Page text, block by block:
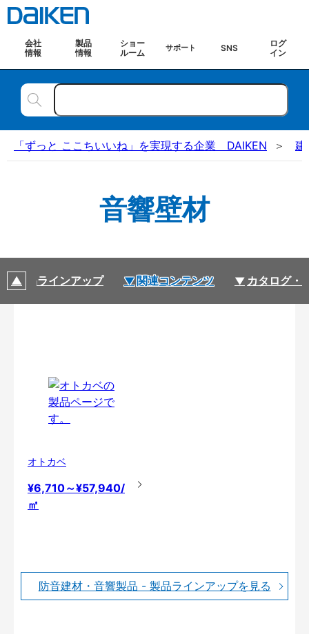
会社
情報
製品
情報
ショー
ルーム
サポート SNS
ログ
イン
「ずっと ここちいいね」を実現する企業 DAIKEN 建
音響壁材
製品ラインアップ 関連コンテンツ カタログ・
オトカベ
¥6,710～¥57,940/
㎡
防音建材・音響製品 - 製品ラインアップを見る